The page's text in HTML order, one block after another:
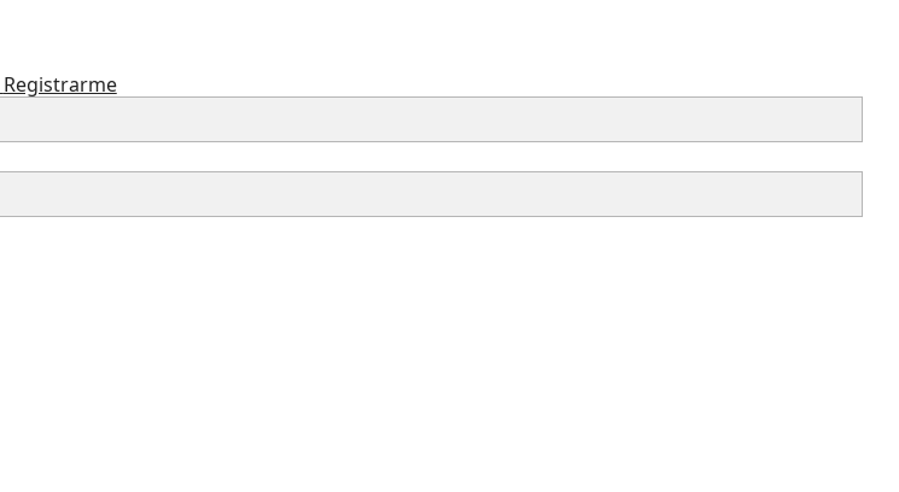
Registrarme